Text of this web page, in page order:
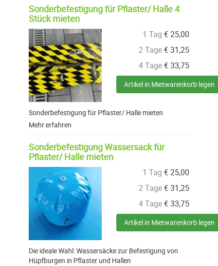
Sonderbefestigung für Pflaster/ Halle 4
Stück mieten
1 Tag €25,00
2 Tage€31,25
4 Tage€33,75
Artikel in Mietwarenkorb legen
Sonderbefestigung für Pflaster/ Halle mieten
Mehr erfahren
Sonderbefestigung Wassersack für
Pflaster/ Halle mieten
1 Tag €25,00
2 Tage€31,25
4 Tage€33,75
Artikel in Mietwarenkorb legen
Die ideale Wahl: Wassersäcke zur Befestigung von
Hüpfburgen in Pflaster und Hallen